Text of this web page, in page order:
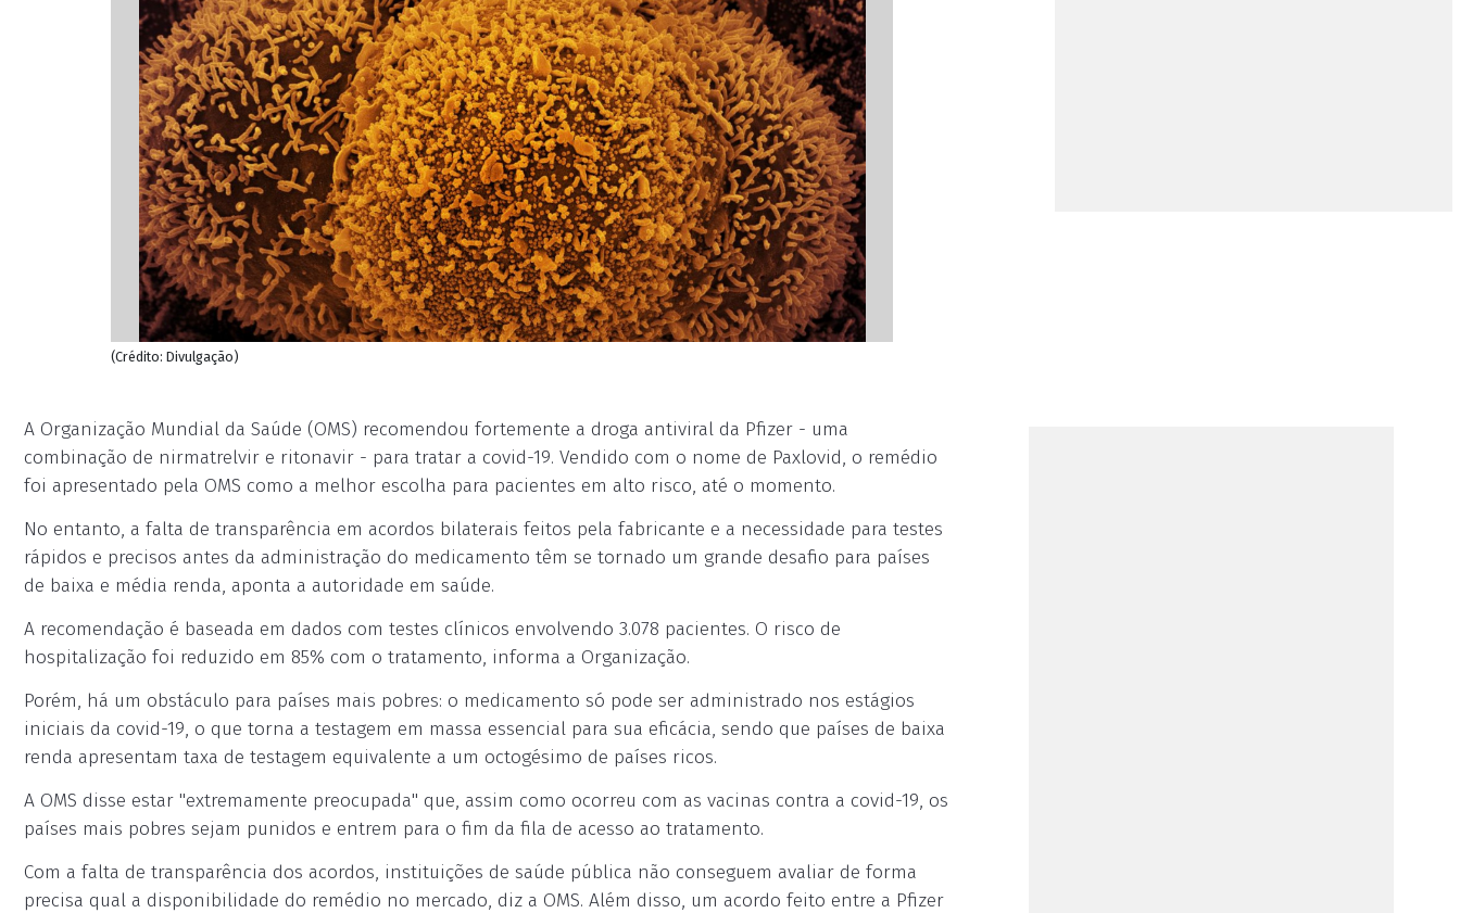
(Crédito: Divulgação)
A Organização Mundial da Saúde (OMS) recomendou fortemente a droga antiviral da Pfizer - uma
combinação de nirmatrelvir e ritonavir - para tratar a covid-19. Vendido com o nome de Paxlovid, o remédio
foi apresentado pela OMS como a melhor escolha para pacientes em alto risco, até o momento.
No entanto, a falta de transparência em acordos bilaterais feitos pela fabricante e a necessidade para testes
rápidos e precisos antes da administração do medicamento têm se tornado um grande desafio para países
de baixa e média renda, aponta a autoridade em saúde.
A recomendação é baseada em dados com testes clínicos envolvendo 3.078 pacientes. O risco de
hospitalização foi reduzido em 85% com o tratamento, informa a Organização.
Porém, há um obstáculo para países mais pobres: o medicamento só pode ser administrado nos estágios
iniciais da covid-19, o que torna a testagem em massa essencial para sua eficácia, sendo que países de baixa
renda apresentam taxa de testagem equivalente a um octogésimo de países ricos.
A OMS disse estar "extremamente preocupada" que, assim como ocorreu com as vacinas contra a covid-19, os
países mais pobres sejam punidos e entrem para o fim da fila de acesso ao tratamento.
Com a falta de transparência dos acordos, instituições de saúde pública não conseguem avaliar de forma
precisa qual a disponibilidade do remédio no mercado, diz a OMS. Além disso, um acordo feito entre a Pfizer